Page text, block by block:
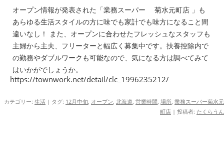
オープン情報が発表された「業務スーパー 菊水元町店 」も
あらゆる生活スタイルの方に味でも家計でも味方になること間
違いなし！ また、オープンに合わせたフレッシュなスタッフも
主婦から主夫、フリーターと幅広く募集中です。扶養控除内で
の勤務やダブルワークも可能なので、気になる方は調べてみて
はいかがでしょうか。
https://townwork.net/detail/clc_1996235212/
カテゴリー: 生活 | タグ: 12月中旬 オープン 北海道 営業時間 場所 業務スーパー菊水元
町店 | 投稿者: たくらうん